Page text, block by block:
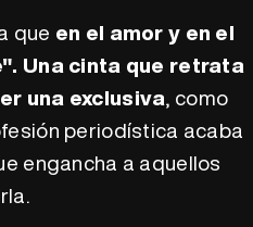
que en el amor y en el
Una cinta que retrata
una exclusiva, como
periodística acaba
engancha a aquellos